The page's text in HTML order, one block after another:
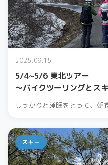
2025.09.15
5/4~5/6 東北ツアー
〜バイクツーリングとス
しっかりと睡眠をとって、朝
スキー